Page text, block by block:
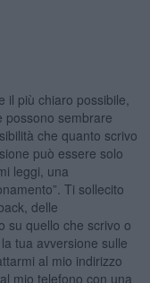
il più chiaro possibile,
possono sembrare
che quanto scrivo
può essere solo
leggi, una
Ti sollecito
delle
su quello che scrivo o
tua avversione sulle
al mio indirizzo
mio telefono con una